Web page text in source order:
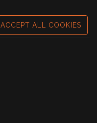
ACCEPT ALL COOKIES